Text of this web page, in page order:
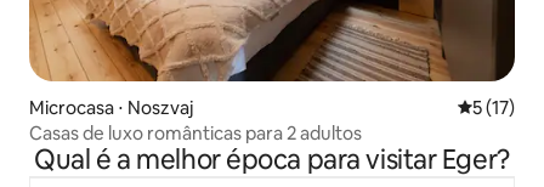
Microcasa ⋅ Noszvaj 5 de uma
5 (17)
Casas de luxo românticas para 2 adultos
Qual é a melhor época para visitar Eger?